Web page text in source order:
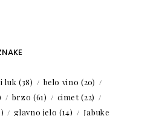
luk (38) belo vino (20)
brzo (61) cimet(22)
glavno jelo (14)
Jabuke